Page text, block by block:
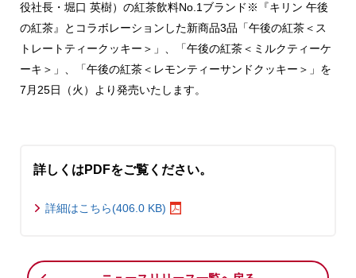
役社長・堀口 英樹）の紅茶飲料No.1ブランド※『キリン 午後
の紅茶』とコラボレーションした新商品3品「午後の紅茶＜ス
トレートティークッキー＞」、「午後の紅茶＜ミルクティーケ
ーキ＞」、「午後の紅茶＜レモンティーサンドクッキー＞」を
7月25日（火）より発売いたします。
詳しくはPDFをご覧ください。
詳細はこちら(406.0 KB)